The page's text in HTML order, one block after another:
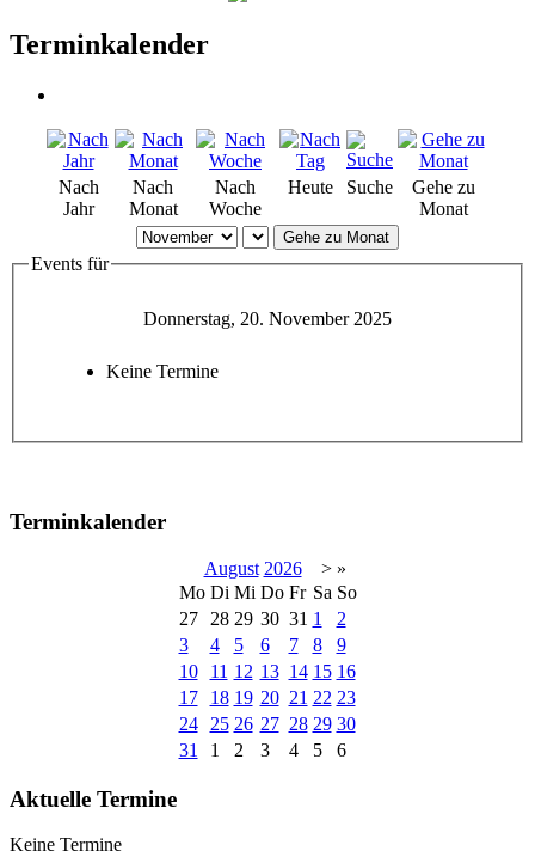
Terminkalender
Nach
Jahr
Nach
Monat
Nach
Woche
Heute Suche
Gehe zu
Monat
Gehe zu Monat
Events für
Donnerstag, 20. November 2025
Keine Termine
Terminkalender
August 2026 > »
Mo Di Mi Do Fr Sa So
27
28 29 30 31 1
2
3
4 5 6 7 8
9
10
11 12 13 14 15 16
17
18 19 20 21 22 23
24
25 26 27 28 29 30
31
1 2 3 4 5 6
Aktuelle Termine
Keine Termine